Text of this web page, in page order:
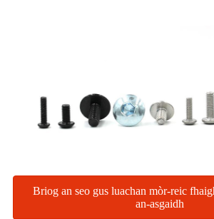
Briog an seo gus luachan mòr-reic
an-asgaidh